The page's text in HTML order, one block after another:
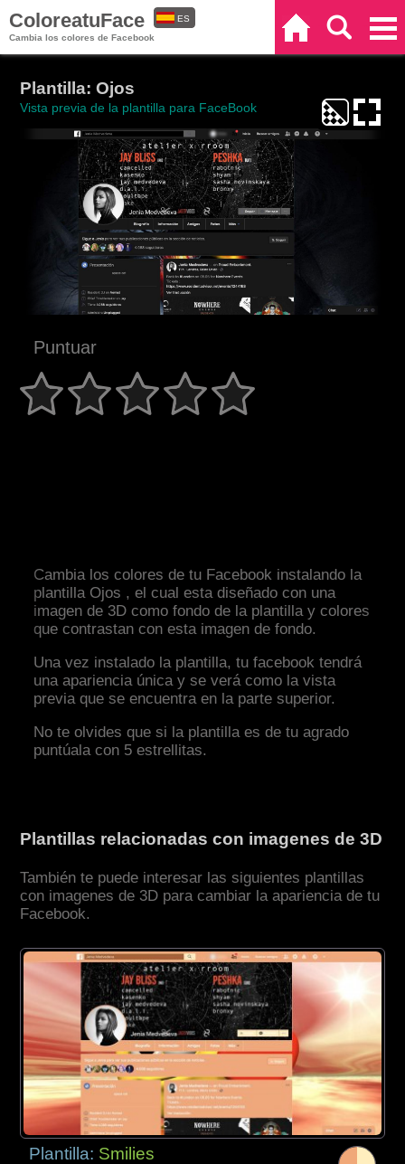
ColoreatuFace
Cambia los colores de Facebook
ES
Plantilla: Ojos
Vista previa de la plantilla para FaceBook
Puntuar
Cambia los colores de tu Facebook instalando la
plantilla Ojos , el cual esta diseñado con una
imagen de 3D como fondo de la plantilla y colores
que contrastan con esta imagen de fondo.
Una vez instalado la plantilla, tu facebook tendrá
una apariencia única y se verá como la vista
previa que se encuentra en la parte superior.
No te olvides que si la plantilla es de tu agrado
puntúala con 5 estrellitas.
Plantillas relacionadas con imagenes de 3D
También te puede interesar las siguientes plantillas
con imagenes de 3D para cambiar la apariencia de tu
Facebook.
Plantilla: Smilies